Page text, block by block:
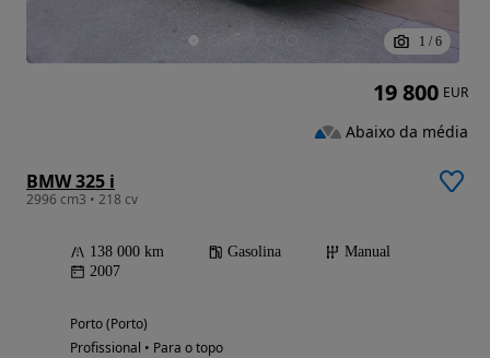
1 / 6
BMW 325 i
2996 cm3 • 218 cv
138 000 km Gasolina
Manual
2007
Porto (Porto)
Profissional • Para o topo
19 800 EUR
Abaixo da média